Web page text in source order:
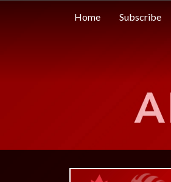
Home Subscribe